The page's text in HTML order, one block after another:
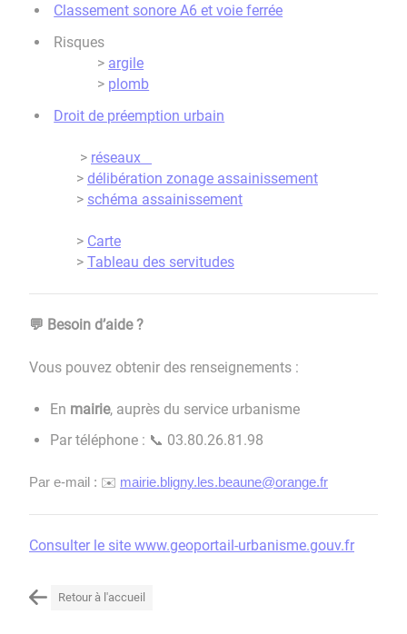
Classement sonore A6 et voie ferrée
Risques
> argile
> plomb
Droit de préemption urbain
> réseaux
> délibération zonage assainissement
> schéma assainissement
> Carte
> Tableau des servitudes
💬 Besoin d’aide ?
Vous pouvez obtenir des renseignements :
En mairie, auprès du service urbanisme
Par téléphone : 📞 03.80.26.81.98
Par e-mail : ✉️ mairie.bligny.les.beaune@orange.fr
Consulter le site www.geoportail-urbanisme.gouv.fr
Retour à l'accueil